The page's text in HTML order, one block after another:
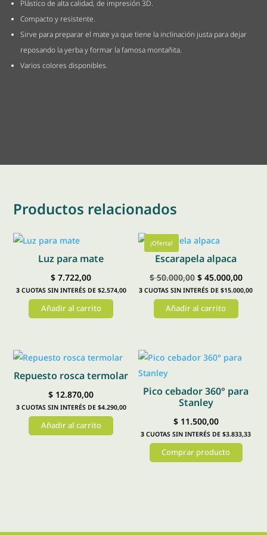
Plástico de alta calidad, de impresión 3D.
Compacto y resistente.
Sirve para preparar el mate ya que tiene la inclinación justa para dejar
reposando la yerba y formar la famosa montañita.
Varios colores disponibles.
Productos relacionados
Luz para mate
$ 7.722,00
3CUOTAS SIN INTERÉS DE $2.574,00
Añadir al carrito
¡Oferta!
Escarapela alpaca
$50.000,00 El
precio
original
$45.000,00El
precio
3 CUOTAS SIN INTERÉS DE $15.000,00
Añadir al carrito
Repuesto rosca termolar
$ 12.870,00
3CUOTAS SIN INTERÉS DE $4.290,00
Añadir al carrito
Pico cebador 360° para
Stanley
$11.500,00
3 CUOTAS SIN INTERÉS DE $3.833,33
Comprar producto